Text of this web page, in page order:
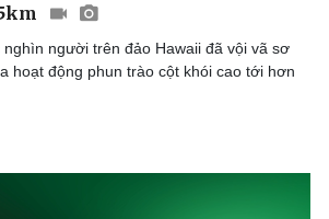
nghìn người trên đảo Hawaii đã vội vã sơ
hoạt động phun trào cột khói cao tới hơn